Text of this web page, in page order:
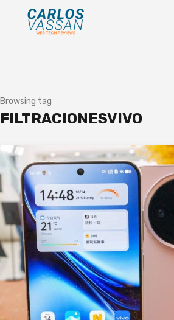
Browsing tag
FILTRACIONESVIVO